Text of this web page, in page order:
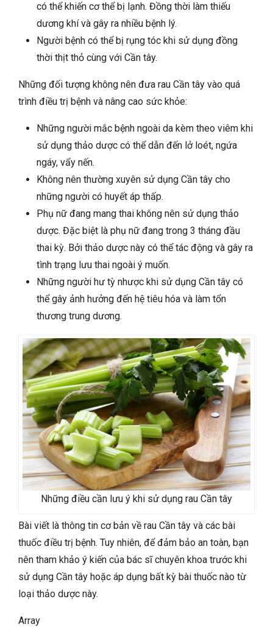
có thể khiến cơ thể bị lạnh. Đồng thời làm thiếu
dương khí và gây ra nhiều bệnh lý.
Người bệnh có thể bị rụng tóc khi sử dụng đồng
thời thịt thỏ cùng với Cần tây.
Những đối tượng không nên đưa rau Cần tây vào quá
trình điều trị bệnh và nâng cao sức khỏe:
Những người mắc bệnh ngoài da kèm theo viêm khi
sử dụng thảo dược có thể dẫn đến lở loét, ngứa
ngáy, vẩy nến.
Không nên thường xuyên sử dụng Cần tây cho
những người có huyết áp thấp.
Phụ nữ đang mang thai không nên sử dụng thảo
dược. Đặc biệt là phụ nữ đang trong 3 tháng đầu
thai kỳ. Bởi thảo dược này có thể tác động và gây ra
tình trạng lưu thai ngoài ý muốn.
Những người hư tỳ nhược khi sử dụng Cần tây có
thể gây ảnh hưởng đến hệ tiêu hóa và làm tổn
thương trung dương.
Những điều cần lưu ý khi sử dụng rau Cần tây
Bài viết là thông tin cơ bản về rau Cần tây và các bài
thuốc điều trị bệnh. Tuy nhiên, để đảm bảo an toàn, bạn
nên tham khảo ý kiến của bác sĩ chuyên khoa trước khi
sử dụng Cần tây hoặc áp dụng bất kỳ bài thuốc nào từ
loại thảo dược này.
Array